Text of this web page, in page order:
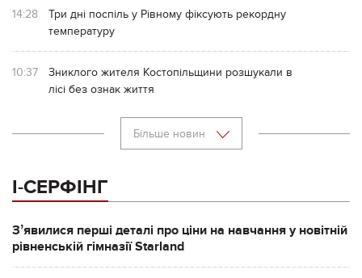
14:28
Три дні поспіль у Рівному фіксують рекордну
температуру
10:37
Зниклого жителя Костопільщини розшукали в
лісі без ознак життя
Більше новин
І-СЕРФІНГ
Зʼявилися перші деталі про ціни на навчання у новітній
рівненській гімназії Starland